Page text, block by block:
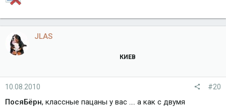
JLAS
КИЕВ
10.08.2010 #20
ПосяБёрн, классные пацаны у вас .... а как с двумя